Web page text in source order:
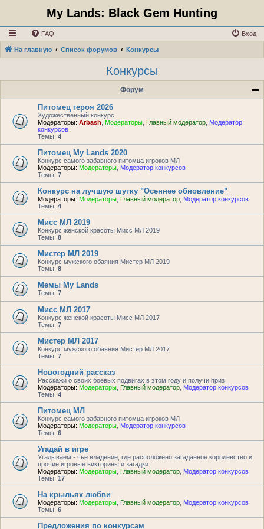
My Lands: Black Gem Hunting
FAQ Вход
На главную Список форумов Конкурсы
Конкурсы
Форум
Питомец героя 2026
Художественный конкурс
Модераторы: Arbash Модераторы Главный модератор Модератор
конкурсов
Темы: 4
Питомец My Lands 2020
Конкурс самого забавного питомца игроков МЛ
Модераторы: Модераторы Модератор конкурсов
Темы: 7
Конкурс на лучшую шутку "Осеннее обновление"
Модераторы: Модераторы Главный модератор Модератор конкурсов
Темы: 4
Мисс МЛ 2019
Конкурс женской красоты Мисс МЛ 2019
Темы: 8
Мистер МЛ 2019
Конкурс мужского обаяния Мистер МЛ 2019
Темы: 8
Мемы My Lands
Темы: 7
Мисс МЛ 2017
Конкурс женской красоты Мисс МЛ 2017
Темы: 7
Мистер МЛ 2017
Конкурс мужского обаяния Мистер МЛ 2017
Темы: 7
Новогодний рассказ
Расскажи о своих боевых подвигах в этом году и получи приз
Модераторы: Модераторы Главный модератор Модератор конкурсов
Темы: 4
Питомец МЛ
Конкурс самого забавного питомца игроков МЛ
Модераторы: Модераторы Модератор конкурсов
Темы: 6
Угадай в игре
Угадываем - чье владение, где расположено загаданное королевство и
прочие игровые викторины и загадки
Модераторы: Модераторы Главный модератор Модератор конкурсов
Темы: 17
На крыльях любви
Модераторы: Модераторы Главный модератор Модератор конкурсов
Темы: 6
Предложения по конкурсам